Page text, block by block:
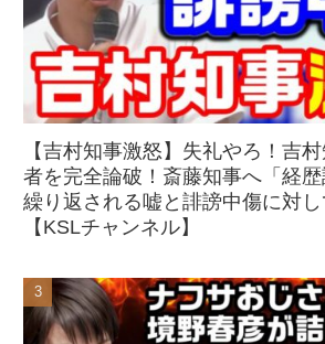
【吉村知事激怒】失礼やろ！吉
者を完全論破！斎藤知事へ「経歴
繰り返される嘘と誹謗中傷に対
【KSLチャンネル】